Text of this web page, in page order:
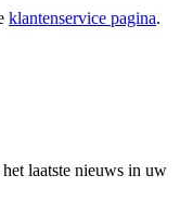
klantenservice pagina.
laatste nieuws in uw